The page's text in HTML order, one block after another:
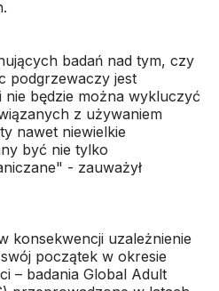
badań nad tym, czy
podgrzewaczy jest
nie będzie można wykluczyć
z używaniem
nawet niewielkie
być nie tylko
- zauważył
konsekwencji uzależnienie
początek w okresie
– badania Global Adult